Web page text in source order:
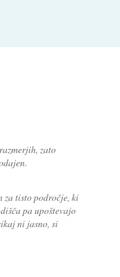
zato
za tisto področje, ki
pa upoštevajo
ni jasno, si